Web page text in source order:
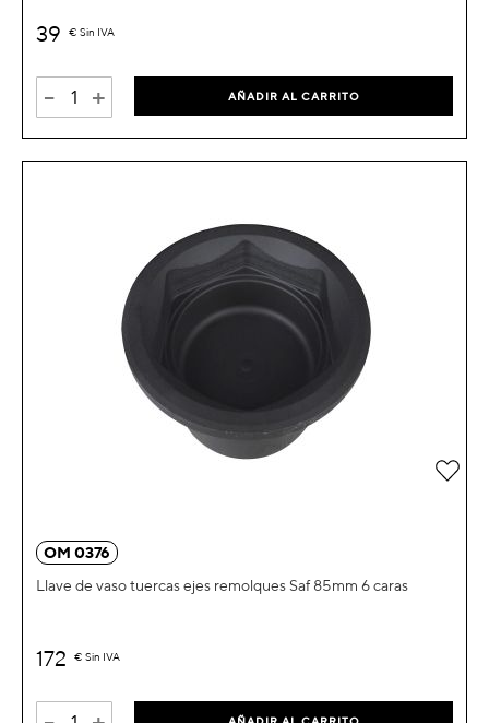
39 € Sin IVA
- + AÑADIR AL CARRITO
OM 0376
Llave de vaso tuercas ejes remolques Saf 85mm 6 caras
172 € Sin IVA